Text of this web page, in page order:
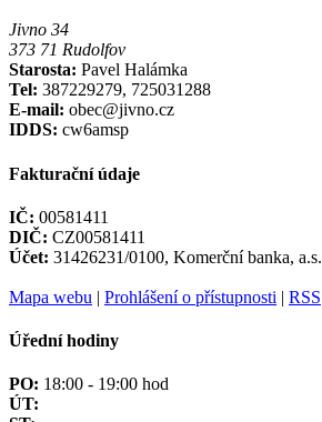
Jivno 34
373 71 Rudolfov
Starosta: Pavel Halámka
Tel: 387229279, 725031288
E-mail: obec@jivno.cz
IDDS: cw6amsp
Fakturační údaje
IČ: 00581411
DIČ: CZ00581411
Účet: 31426231/0100, Komerční banka, a.s.
Mapa webu | Prohlášení o přístupnosti | RSS
Úřední hodiny
PO: 18:00 - 19:00 hod
ÚT: